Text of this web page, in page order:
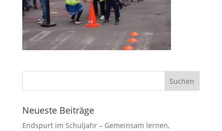
Neueste Beiträge
Endspurt im Schuljahr – Gemeinsam lernen,